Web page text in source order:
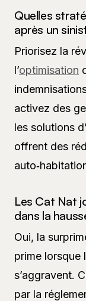
Quelles
après un
Priorisez la
l’optimisation
activez des
les solutions
offrent des
Les Cat Nat
dans la
Oui, la
prime lorsque
s’aggravent.
par la